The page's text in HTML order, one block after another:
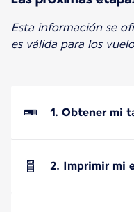
Esta información se
es válida para los
1. Obtener mi
2. Imprimir mi